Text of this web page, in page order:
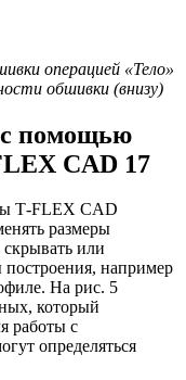
операцией «Тело»
обшивки (внизу)
с помощью
CAD 17
T‑FLEX CAD
размеры
или
построения, например
На рис. 5
который
работы с
определяться